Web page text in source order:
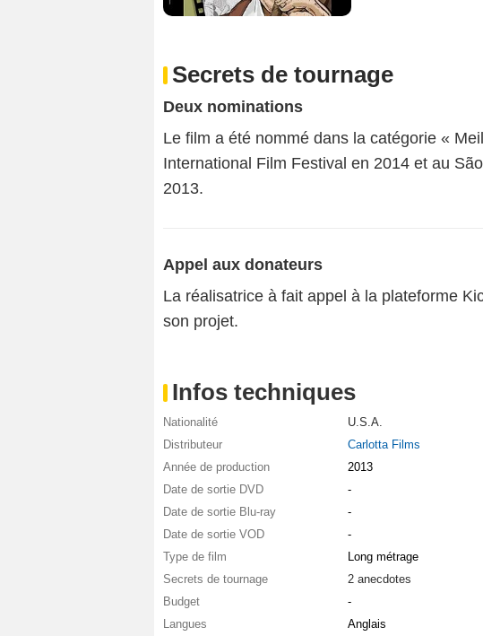
Secrets de tournage
Deux nominations
Le film a été nommé dans la catégorie «
International Film Festival en 2014 et au
2013.
Appel aux donateurs
La réalisatrice à fait appel à la plateforme
son projet.
Infos techniques
Nationalité
U.S.A.
Distributeur
Carlotta Films
Année de production
2013
Date de sortie DVD
-
Date de sortie Blu-ray
-
Date de sortie VOD
-
Type de film
Long métrage
Secrets de tournage
2 anecdotes
Budget
-
Langues
Anglais